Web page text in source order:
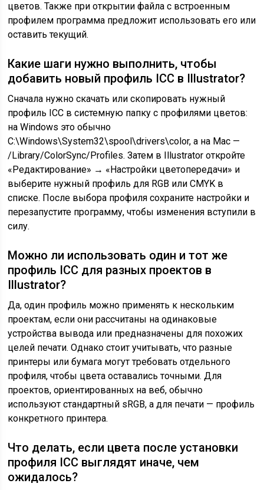
цветов. Также при открытии файла с встроенным
профилем программа предложит использовать его или
оставить текущий.
Какие шаги нужно выполнить, чтобы
добавить новый профиль ICC в Illustrator?
Сначала нужно скачать или скопировать нужный
профиль ICC в системную папку с профилями цветов:
на Windows это обычно
C:\Windows\System32\spool\drivers\color, а на Mac —
/Library/ColorSync/Profiles. Затем в Illustrator откройте
«Редактирование» → «Настройки цветопередачи» и
выберите нужный профиль для RGB или CMYK в
списке. После выбора профиля сохраните настройки и
перезапустите программу, чтобы изменения вступили в
силу.
Можно ли использовать один и тот же
профиль ICC для разных проектов в
Illustrator?
Да, один профиль можно применять к нескольким
проектам, если они рассчитаны на одинаковые
устройства вывода или предназначены для похожих
целей печати. Однако стоит учитывать, что разные
принтеры или бумага могут требовать отдельного
профиля, чтобы цвета оставались точными. Для
проектов, ориентированных на веб, обычно
используют стандартный sRGB, а для печати — профиль
конкретного принтера.
Что делать, если цвета после установки
профиля ICC выглядят иначе, чем
ожидалось?